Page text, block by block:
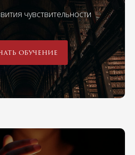
чувствительности
обучение